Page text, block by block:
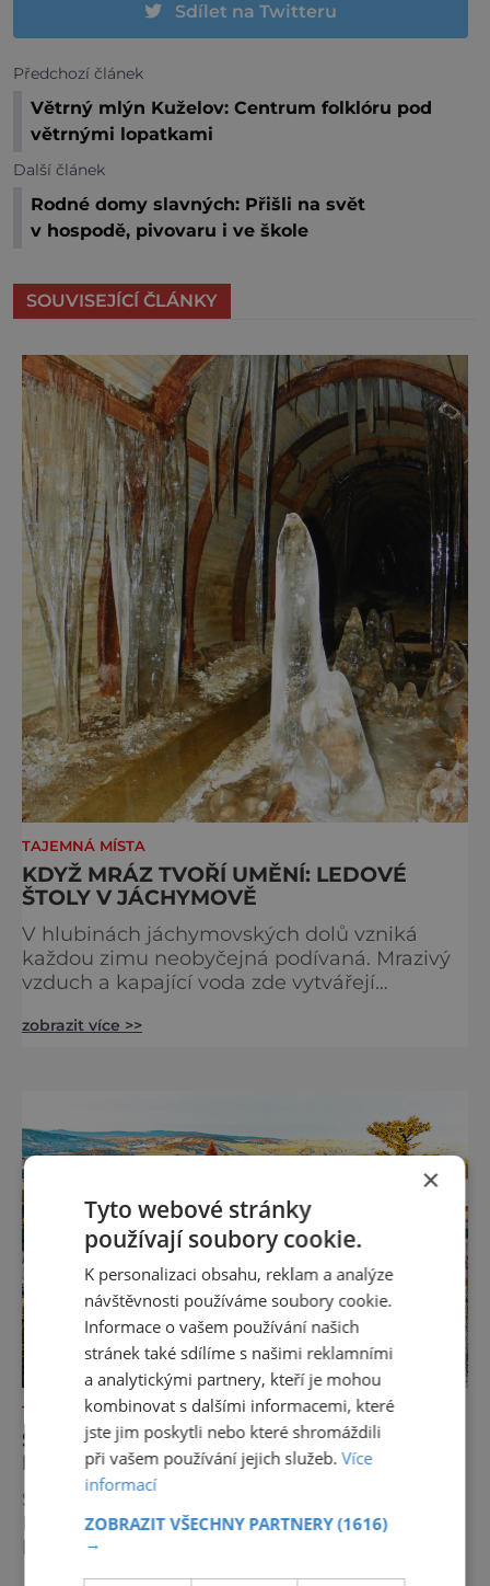
Sdílet na Twitteru
Předchozí článek
Větrný mlýn Kuželov: Centrum folklóru pod
větrnými lopatkami
Další článek
Rodné domy slavných: Přišli na svět
v hospodě, pivovaru i ve škole
SOUVISEJÍCÍ ČLÁNKY
TAJEMNÁ MÍSTA
KDYŽ MRÁZ TVOŘÍ UMĚNÍ: LEDOVÉ
ŠTOLY V JÁCHYMOVĚ
V hlubinách jáchymovských dolů vzniká
každou zimu neobyčejná podívaná. Mrazivý
vzduch a kapající voda zde vytvářejí
křišťálové sochy. Toto jedinečné „ledové
zobrazit více >>
TAJEMNÁ MÍSTA
SETKÁNÍ SE ŠUMAVSKÝMI BYLINKAMI
MŮŽE UZDRAVOVAT
Šumavské bylinné lázně v Kašperských
Horách jsou vzácné. Tradice zdejšího
léčitelství se tu pojí s moderním pojetím
×
Tyto webové stránky
používají soubory cookie.
K personalizaci obsahu, reklam a analýze
návštěvnosti používáme soubory cookie.
Informace o vašem používání našich
stránek také sdílíme s našimi reklamními
a analytickými partnery, kteří je mohou
kombinovat s dalšími informacemi, které
jste jim poskytli nebo které shromáždili
při vašem používání jejich služeb.Více
informací
ZOBRAZIT VŠECHNY PARTNERY(1616)
→